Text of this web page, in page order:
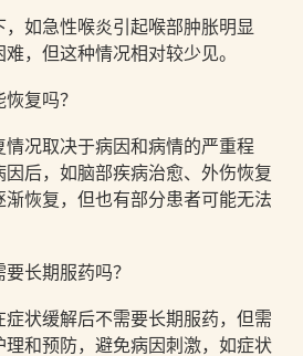
如急性喉炎引起喉部肿胀明显
，但这种情况相对较少见。
复吗？
况取决于病因和病情的严重程
后，如脑部疾病治愈、外伤恢复
恢复，但也有部分患者可能无法
长期服药吗？
状缓解后不需要长期服药，但需
和预防，避免病因刺激，如症状